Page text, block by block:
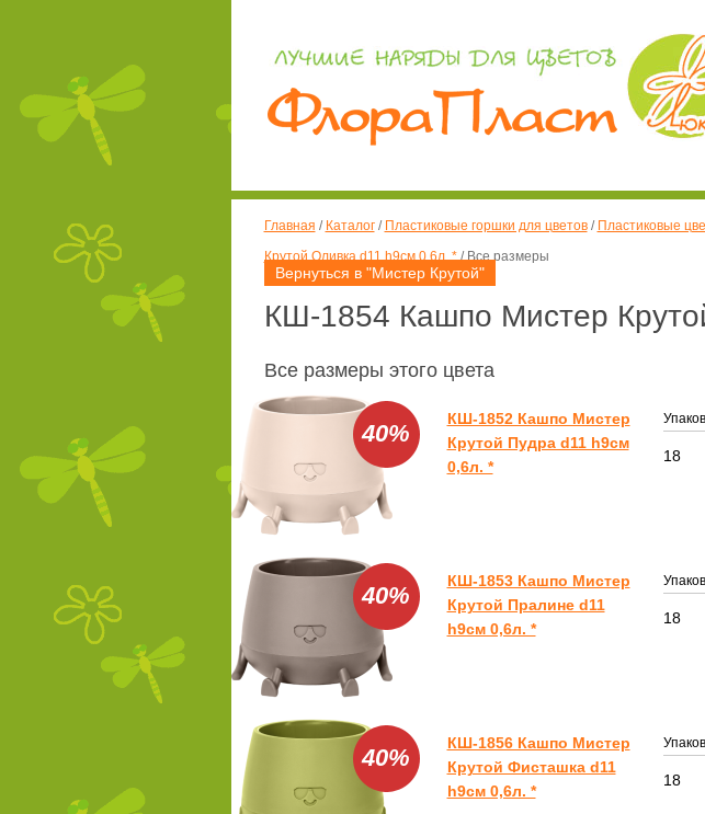
Главная / Каталог/ Пластиковые горшки для цветов/ Пластиковые
Крутой Оливка d11 h9см 0,6л. */Все размеры
Вернуться в "Мистер Крутой"
КШ-1854 Кашпо Мистер
Все размеры этого цвета
40%
КШ-1852 Кашпо Мистер
Крутой Пудра d11 h9см
0,6л. *
18
40%
КШ-1853 Кашпо Мистер
Крутой Пралине d11
h9см 0,6л. *
18
40%
КШ-1856 Кашпо Мистер
Крутой Фисташка d11
h9см 0,6л. *
18